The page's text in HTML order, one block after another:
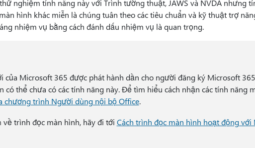
nghiệm tính năng này với Trình tường thuật, JAWS và NVDA nhưng
hình khác miễn là chúng tuân theo các tiêu chuẩn và kỹ thuật trợ
nhiệm vụ bằng cách đánh dấu nhiệm vụ là quan trọng.
của Microsoft 365 được phát hành dần cho người đăng ký Microsoft
có thể chưa có các tính năng này. Để tìm hiểu cách nhận các tính năng
chương trình Người dùng nội bộ Office.
trình đọc màn hình, hãy đi tới Cách trình đọc màn hình hoạt động với